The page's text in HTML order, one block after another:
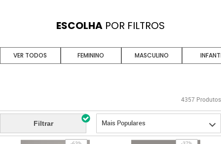
ESCOLHA POR FILTROS
VER TODOS FEMININO MASCULINO
4357 Produtos
Filtrar Mais Populares